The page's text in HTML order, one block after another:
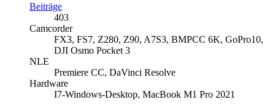
Beiträge
403
Camcorder
FX3, FS7, Z280, Z90, A7S3, BMPCC 6K, GoPro10,
DJI Osmo Pocket 3
NLE
Premiere CC, DaVinci Resolve
Hardware
I7-Windows-Desktop, MacBook M1 Pro 2021